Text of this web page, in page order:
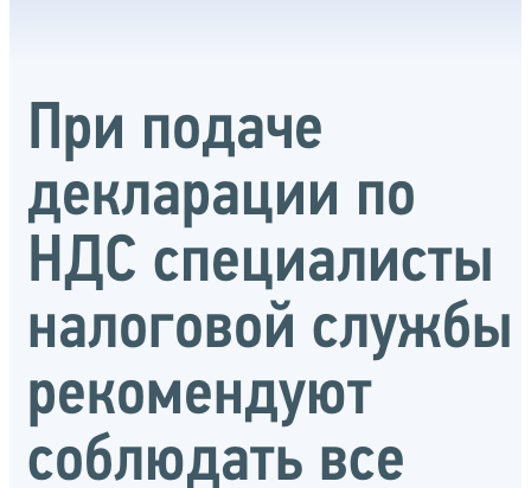
При подаче
декларации по
НДС специалисты
налоговой службы
рекомендуют
соблюдать все